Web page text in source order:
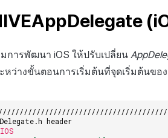
การพัฒนา iOS ให้ปรับเปลี่ยน
หว่างขั้นตอนการเริ่มต้นที่จุดเริ่มต้นขอ
header